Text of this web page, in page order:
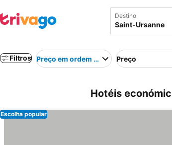
Destino
Filtros Preço em ordem crescentePreço
Hotéis
Escolha popular